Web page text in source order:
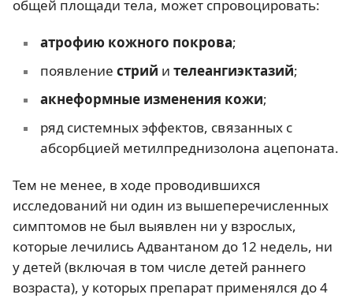
общей площади тела, может спровоцировать:
атрофию кожного покрова;
появление стрий и телеангиэктазий;
акнеформные изменения кожи;
ряд системных эффектов, связанных с
абсорбцией метилпреднизолона ацепоната.
Тем не менее, в ходе проводившихся
исследований ни один из вышеперечисленных
симптомов не был выявлен ни у взрослых,
которые лечились Адвантаном до 12 недель, ни
у детей (включая в том числе детей раннего
возраста), у которых препарат применялся до 4